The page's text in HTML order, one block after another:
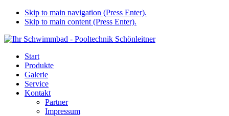
Skip to main navigation (Press Enter).
Skip to main content (Press Enter).
Start
Produkte
Galerie
Service
Kontakt
Partner
Impressum